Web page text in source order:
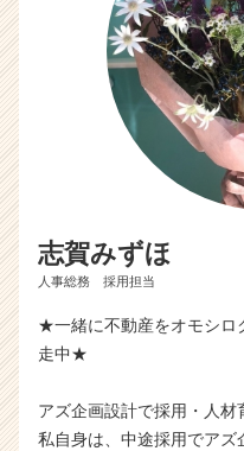
e
e
r）
志賀みずほ
人事総務 採用担当
★一緒に不動産をオモシロ
走中★
アズ企画設計で採用・人材
私自身は、中途採用でアズ